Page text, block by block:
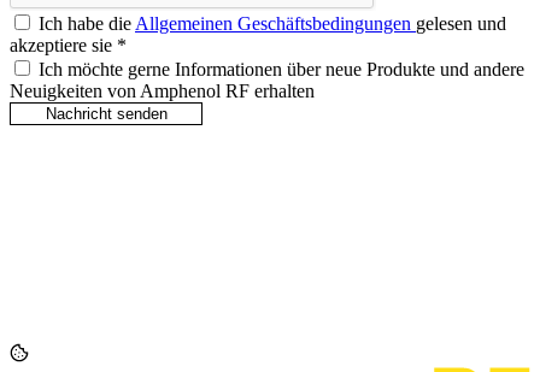
Ich habe dieAllgemeinen Geschäftsbedingungen gelesen und
akzeptiere sie *
Ich möchte gerne Informationen über neue Produkte und andere
Neuigkeiten von Amphenol RF erhalten